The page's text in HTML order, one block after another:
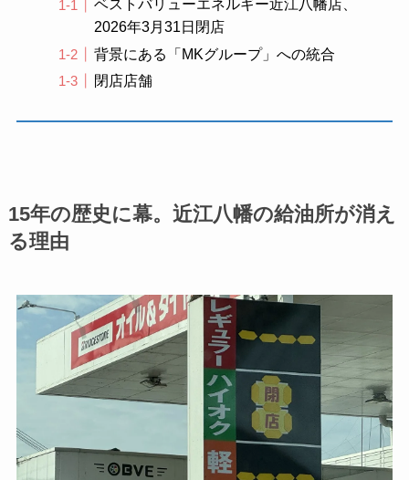
ベストバリューエネルギー近江八幡店、
2026年3月31日閉店
背景にある「MKグループ」への統合
閉店店舗
15年の歴史に幕。近江八幡の給油所が消え
る理由